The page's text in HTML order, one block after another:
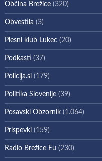
Občina Brežice (320)
Obvestila (3)
Plesni klub Lukec (20)
Podkasti (37)
Policija.si (179)
Politika Slovenije (39)
Posavski Obzornik (1.064)
Prispevki (159)
Radio Brežice Eu (230)